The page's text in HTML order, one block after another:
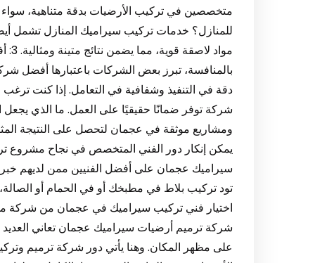
متخصصين في تركيب الأرضيات بدقة متناهية،
للمنازل؟ خدمات تركيب سيراميك المنازل تشمل
بالمنافسة، تبرز بعض الشركات باعتبارها أفضل
دقة في التنفيذ وشفافية في التعامل. إذا كنت
شركة توفر ضمانًا حقيقيًا على العمل. ما الذي
يمكن إنكار دور الفني المتخصص في نجاح مشروع
سيراميك عجمان على أفضل الفنيين ممن لديهم
تود تركيب بلاط في مطبخك أو في الحمام أو
شركة ترميم أرضيات سيراميك عجمان تعاني العديد
على مظهر المكان. وهنا يأتي دور شركة ترميم